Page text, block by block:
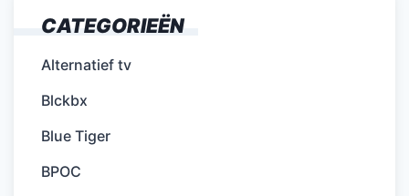
CATEGORIEËN
Alternatief tv
Blckbx
Blue Tiger
BPOC